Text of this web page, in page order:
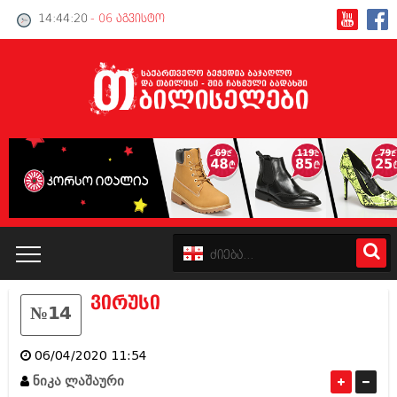
14:44:20 - 06 აგვისტო
კატალოგი
პოლიტიკა
ინტერვიუები
№14
ვირუსი
06/04/2020 11:54
ნიკა ლაშაური